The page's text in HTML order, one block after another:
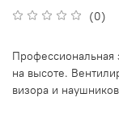
(0)
Профессиональная
на высоте.
визора и